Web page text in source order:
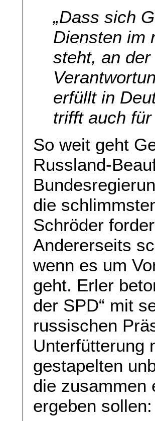
„Dass sich
Diensten im
steht, an
erfüllt in
trifft auch
So weit geht
Russland-
die
Schröder
Andererseits
wenn es um
geht. Erler
der SPD“ mit
russischen
Unterfütterung
gestapelten
die zusammen
ergeben sollen: